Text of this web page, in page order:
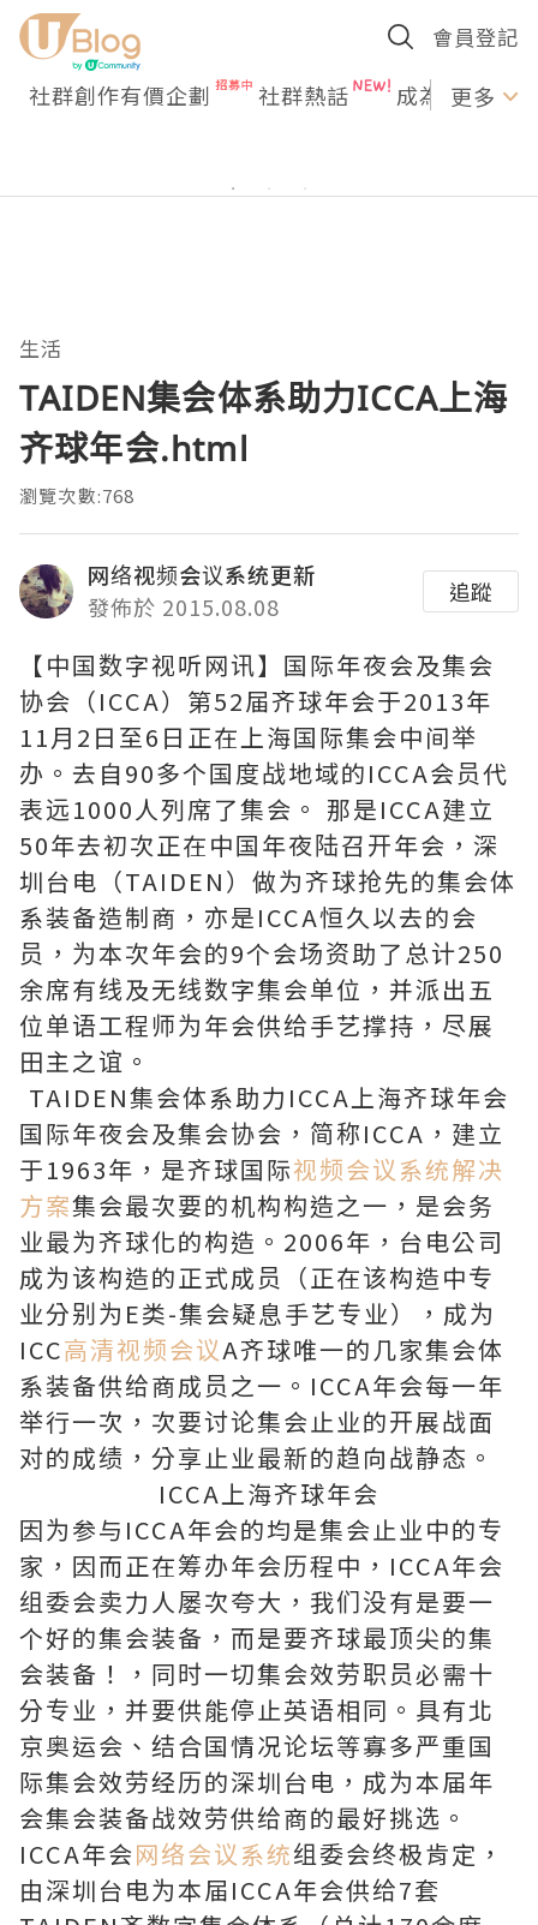
會員登記
社群創作有價企劃 社群熱話 成為U更多
生活
TAIDEN集会体系助力ICCA上海
齐球年会.html
瀏覽次數:768
网络视频会议系统更新
發佈於 2015.08.08
追蹤
【中国数字视听网讯】国际年夜会及集会
协会（ICCA）第52届齐球年会于2013年
11月2日至6日正在上海国际集会中间举
办。去自90多个国度战地域的ICCA会员代
表远1000人列席了集会。 那是ICCA建立
50年去初次正在中国年夜陆召开年会，深
圳台电（TAIDEN）做为齐球抢先的集会体
系装备造制商，亦是ICCA恒久以去的会
员，为本次年会的9个会场资助了总计250
余席有线及无线数字集会单位，并派出五
位单语工程师为年会供给手艺撑持，尽展
田主之谊。
TAIDEN集会体系助力ICCA上海齐球年会
国际年夜会及集会协会，简称ICCA，建立
于1963年，是齐球国际视频会议系统解决
方案集会最次要的机构构造之一，是会务
业最为齐球化的构造。2006年，台电公司
成为该构造的正式成员（正在该构造中专
业分别为E类-集会疑息手艺专业），成为
ICC高清视频会议A齐球唯一的几家集会体
系装备供给商成员之一。ICCA年会每一年
举行一次，次要讨论集会止业的开展战面
对的成绩，分享止业最新的趋向战静态。
ICCA上海齐球年会
因为参与ICCA年会的均是集会止业中的专
家，因而正在筹办年会历程中，ICCA年会
组委会卖力人屡次夸大，我们没有是要一
个好的集会装备，而是要齐球最顶尖的集
会装备！，同时一切集会效劳职员必需十
分专业，并要供能停止英语相同。具有北
京奥运会、结合国情况论坛等寡多严重国
际集会效劳经历的深圳台电，成为本届年
会集会装备战效劳供给商的最好挑选。
ICCA年会网络会议系统组委会终极肯定，
由深圳台电为本届ICCA年会供给7套